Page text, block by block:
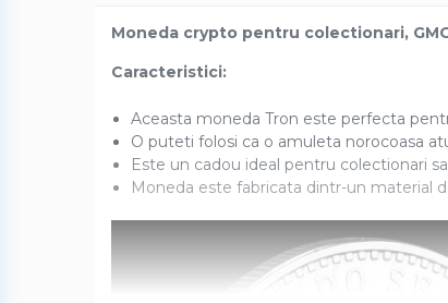
Baterii externe
Boxe portabile, cu bluetooth
Casti & Audio portabile
Huse laptop
Moneda crypto pentru colectionari,
Caracteristici:
Aceasta moneda Tron este perfecta
O puteti folosi ca o amuleta norocoasa
Este un cadou ideal pentru colectionari
Moneda este fabricata dintr-un material